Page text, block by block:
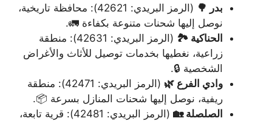
بدر 🌳
(الرمز البريدي: 42621): محافظة تاريخية،
نوصل إليها شحنات متنوعة بكفاءة 🚛.
الحناكية 🏞️
(الرمز البريدي: 42631): منطقة
زراعية، نغطيها بخدمات توصيل للأثاث والأغراض
الشخصية 🔒.
وادي الفرع 🌿
(الرمز البريدي: 42471): منطقة
ريفية، نوصل إليها شحنات المنازل بسرعة 📦.
الصلصلة 🏡
(الرمز البريدي: 42481): قرية تابعة،